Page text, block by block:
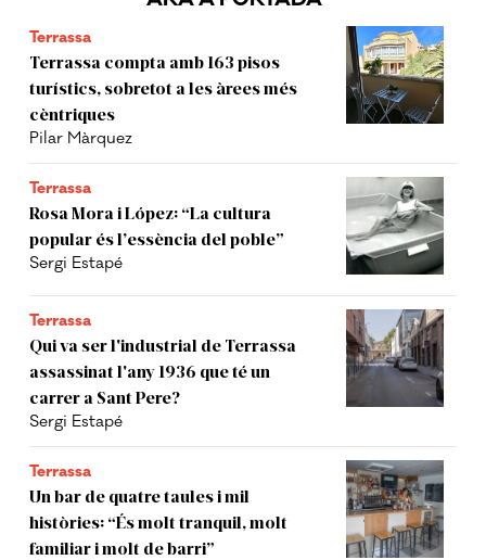
Terrassa
Terrassa compta amb 163 pisos
turístics, sobretot a les àrees més
cèntriques
Pilar Màrquez
Terrassa
Rosa Mora i López: “La cultura
popular és l’essència del poble”
Sergi Estapé
Terrassa
Qui va ser l'industrial de Terrassa
assassinat l'any 1936 que té un
carrer a Sant Pere?
Sergi Estapé
Terrassa
Un bar de quatre taules i mil
històries: “És molt tranquil, molt
familiar i molt de barri”